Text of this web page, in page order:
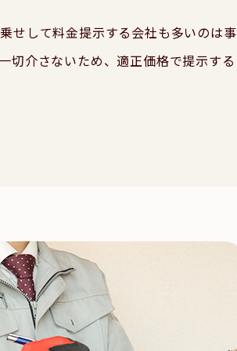
せして料金提示する会社も多いのは事
切介さないため、適正価格で提示する